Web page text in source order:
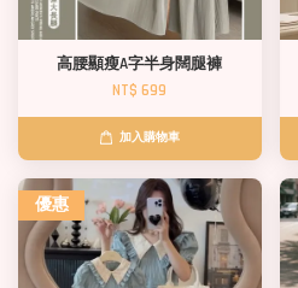
高腰顯瘦A字半身闊腿褲
NT$ 699
加入購物車
優惠